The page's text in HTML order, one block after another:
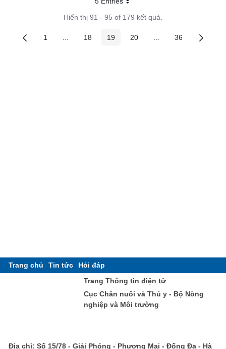
Mỗi trang
Hiển thị 91 - 95 of 179 kết quả.
Các trang trên cổng
1 Các trang trung gian
Các trang trên cổng
18 Các trang trên cổng
19 Các trang trên cổng
20 Các trang trung gian
Các trang trên
36
Trang chủ Tin tức
Hỏi đáp
Trang Thông tin điện tử
Cục Chăn nuôi và Thú y - Bộ Nông
nghiệp và Môi trường
Địa chỉ: Số 15/78 - Giải Phóng - Phương Mai - Đống Đa - Hà